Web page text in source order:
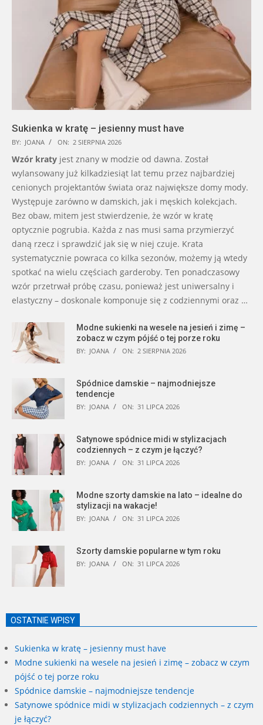
Sukienka w kratę – jesienny must have
BY: JOANA ON: 2 SIERPNIA 2026
Wzór kraty jest znany w modzie od dawna. Został
wylansowany już kilkadziesiąt lat temu przez najbardziej
cenionych projektantów świata oraz największe domy mody.
Występuje zarówno w damskich, jak i męskich kolekcjach.
Bez obaw, mitem jest stwierdzenie, że wzór w kratę
optycznie pogrubia. Każda z nas musi sama przymierzyć
daną rzecz i sprawdzić jak się w niej czuje. Krata
systematycznie powraca co kilka sezonów, możemy ją wtedy
spotkać na wielu częściach garderoby. Ten ponadczasowy
wzór przetrwał próbę czasu, ponieważ jest uniwersalny i
elastyczny – doskonale komponuje się z codziennymi oraz …
Modne sukienki na wesele na jesień i zimę –
zobacz w czym pójść o tej porze roku
BY: JOANA ON: 2 SIERPNIA 2026
Spódnice damskie – najmodniejsze
tendencje
BY: JOANA ON: 31 LIPCA 2026
Satynowe spódnice midi w stylizacjach
codziennych – z czym je łączyć?
BY: JOANA ON: 31 LIPCA 2026
Modne szorty damskie na lato – idealne do
stylizacji na wakacje!
BY: JOANA ON: 31 LIPCA 2026
Szorty damskie popularne w tym roku
BY: JOANA ON: 31 LIPCA 2026
OSTATNIE WPISY
Sukienka w kratę – jesienny must have
Modne sukienki na wesele na jesień i zimę – zobacz w czym
pójść o tej porze roku
Spódnice damskie – najmodniejsze tendencje
Satynowe spódnice midi w stylizacjach codziennych – z czym
je łączyć?